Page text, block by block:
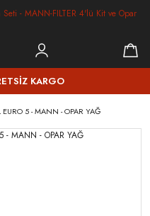
KARGO
EURO 5 - MANN - OPAR YAĞ